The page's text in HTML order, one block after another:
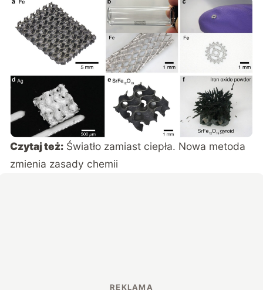
Czytaj też: Światło zamiast ciepła. Nowa metoda
zmienia zasady chemii